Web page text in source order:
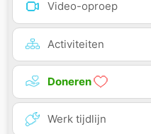
Video-oproep
Activiteiten
Doneren
Werk tijdlijn